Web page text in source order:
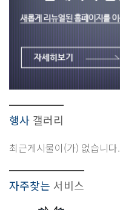
행사 갤러리
최근게시물이(가) 없습니다.
자주찾는 서비스